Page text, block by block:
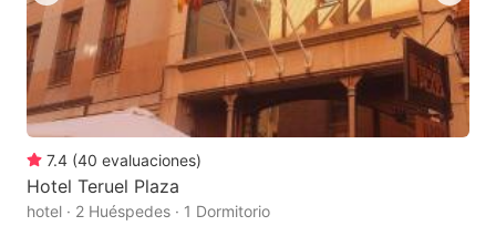
7.4 (40 evaluaciones)
Hotel Teruel Plaza
hotel · 2 Huéspedes · 1 Dormitorio